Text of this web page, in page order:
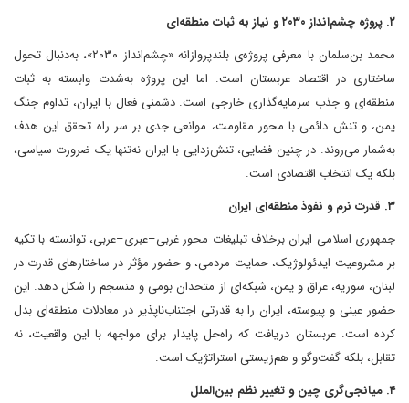
۲. پروژه‌ چشم‌انداز ۲۰۳۰ و نیاز به ثبات منطقه‌ای
محمد بن‌سلمان با معرفی پروژه‌ی بلندپروازانه «چشم‌انداز ۲۰۳۰»، به‌دنبال تحول
ساختاری در اقتصاد عربستان است. اما این پروژه به‌شدت وابسته به ثبات
منطقه‌ای و جذب سرمایه‌گذاری خارجی است. دشمنی فعال با ایران، تداوم جنگ
یمن، و تنش دائمی با محور مقاومت، موانعی جدی بر سر راه تحقق این هدف
به‌شمار می‌روند. در چنین فضایی، تنش‌زدایی با ایران نه‌تنها یک ضرورت سیاسی،
بلکه یک انتخاب اقتصادی است.
۳. قدرت نرم و نفوذ منطقه‌ای ایران
جمهوری اسلامی ایران برخلاف تبلیغات محور غربی–عبری–عربی، توانسته با تکیه
بر مشروعیت ایدئولوژیک، حمایت مردمی، و حضور مؤثر در ساختارهای قدرت در
لبنان، سوریه، عراق و یمن، شبکه‌ای از متحدان بومی و منسجم را شکل دهد. این
حضور عینی و پیوسته، ایران را به قدرتی اجتناب‌ناپذیر در معادلات منطقه‌ای بدل
کرده است. عربستان دریافت که راه‌حل پایدار برای مواجهه با این واقعیت، نه
تقابل، بلکه گفت‌وگو و هم‌زیستی استراتژیک است.
۴. میانجی‌گری چین و تغییر نظم بین‌الملل